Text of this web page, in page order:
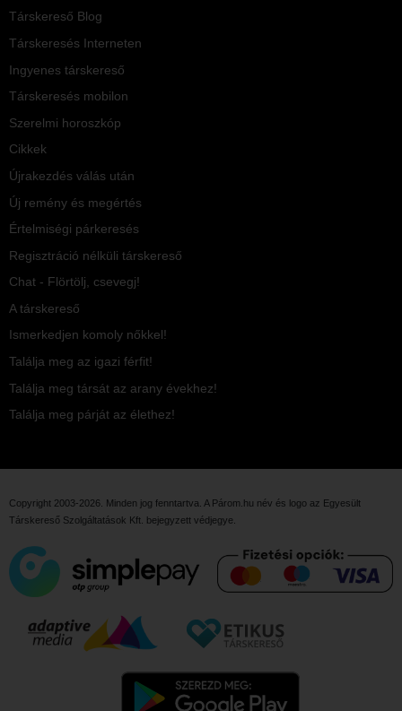
Társkereső Blog
Társkeresés Interneten
Ingyenes társkereső
Társkeresés mobilon
Szerelmi horoszkóp
Cikkek
Újrakezdés válás után
Új remény és megértés
Értelmiségi párkeresés
Regisztráció nélküli társkereső
Chat - Flörtölj, csevegj!
A társkereső
Ismerkedjen komoly nőkkel!
Találja meg az igazi férfit!
Találja meg társát az arany évekhez!
Találja meg párját az élethez!
Copyright 2003-2026. Minden jog fenntartva. A Párom.hu név és logo az Egyesült
Társkereső Szolgáltatások Kft.
bejegyzett védjegye.